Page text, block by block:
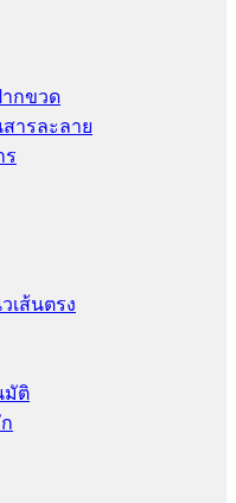
ากขวด
ารละลาย
ร
เส้นตรง
มัติ